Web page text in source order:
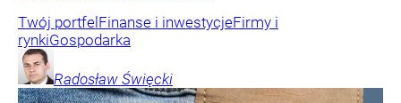
Twój portfel Finanse i inwestycjeFirmy i
rynkiGospodarka
Radosław Święcki